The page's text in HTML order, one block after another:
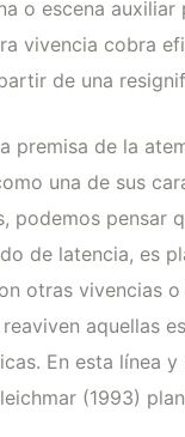
o escena
vivencia cobra
de una
premisa de la
una de sus
podemos pensar
de latencia, es
otras vivencias o
aquellas
En esta línea
(1993)